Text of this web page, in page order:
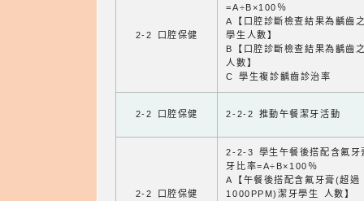
2-2 口腔保健
=A÷B×100％
A【口腔診斷檢查結果為齲齒
學生人數】
B【口腔診斷檢查結果為齲齒
人數】
C 學生複診齲齒診治率
2-2 口腔保健 2-2-2 推動午餐潔牙活動
2-2 口腔保健
2-2-3 學生午餐後搭配含氟牙
牙比率=A÷B×100％
A【午餐後搭配含氟牙膏(超過
1000PPM)潔牙學生 人數】